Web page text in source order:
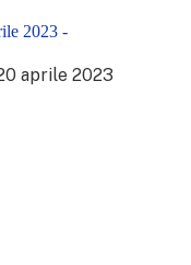
2023 -
aprile 2023